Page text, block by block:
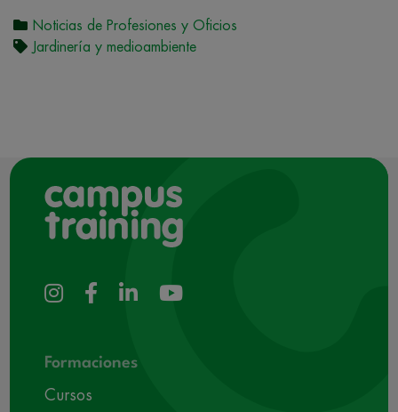
Noticias de Profesiones y Oficios
Jardinería y medioambiente
Formaciones
Cursos